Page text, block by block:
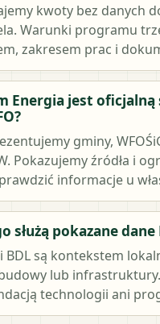
kwoty bez danych
Warunki programu
zakresem prac i
Energia jest
gminy,
Pokazujemy źródła i
informacje u
służą pokazane dane
BDL są kontekstem
lub
technologii ani